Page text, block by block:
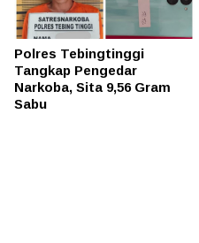
Polres Tebingtinggi
Tangkap Pengedar
Narkoba, Sita 9,56 Gram
Sabu